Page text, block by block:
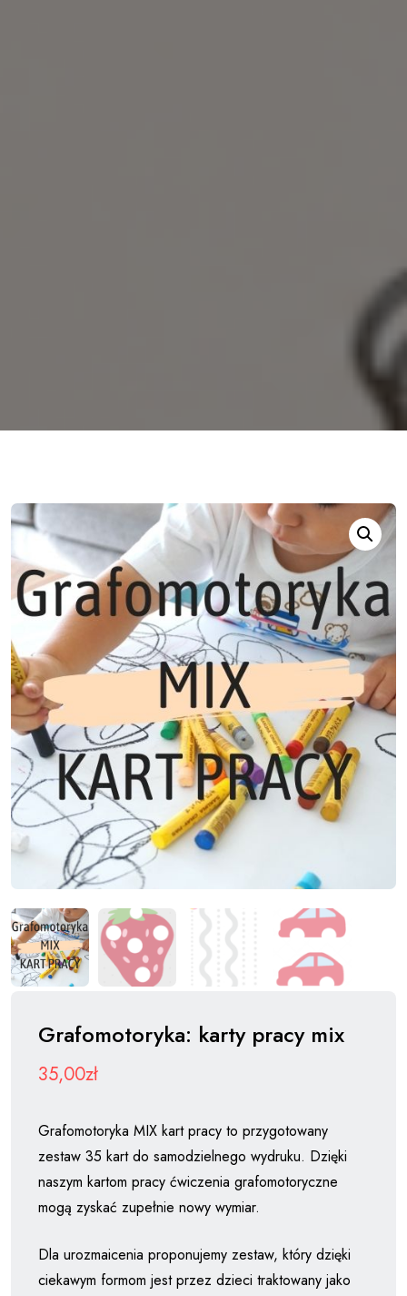
Grafomotoryka: karty pracy mix
35,00zł
Grafomotoryka MIX kart pracy to przygotowany
zestaw 35 kart do samodzielnego wydruku. Dzięki
naszym kartom pracy ćwiczenia grafomotoryczne
mogą zyskać zupełnie nowy wymiar.
Dla urozmaicenia proponujemy zestaw, który dzięki
ciekawym formom jest przez dzieci traktowany jako